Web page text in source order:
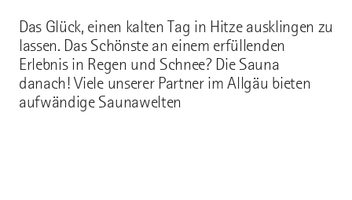
Das Glück, einen kalten Tag in Hitze ausklingen zu
lassen. Das Schönste an einem erfüllenden
Erlebnis in Regen und Schnee? Die Sauna
danach! Viele unserer Partner im Allgäu bieten
aufwändige Saunawelten